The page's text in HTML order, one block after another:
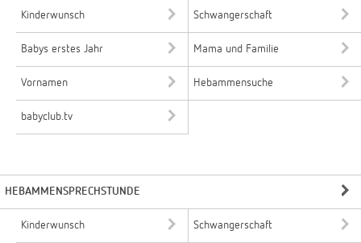
Kinderwunsch Schwangerschaft
Babys erstes Jahr Mama und Familie
Vornamen Hebammensuche
babyclub.tv
HEBAMMENSPRECHSTUNDE
Kinderwunsch Schwangerschaft